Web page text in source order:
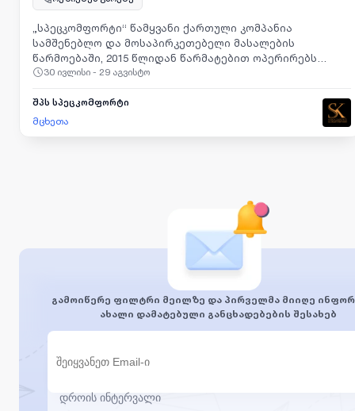
„სპეცკომფორტი“ წამყვანი ქართული კომპანია
სამშენებლო და მოსაპირკეთებელი მასალების
წარმოებაში, 2015 წლიდან წარმატებით ოპერირებს
ბაზარზე და მუდმივად ზრუნავს პროდუქციის ხარისხის,
ამაღლებაზე. სწორედ აქ გეძლევათ შესაძლებლობა,
გახდეთ პროფესიონალი გუნდის წევრი და მიიღოთ
30 ივლისი - 29 აგვისტო
შპს სპეცკომფორტი
მცხეთა
გამოიწერე ფილტრი მეილზე და პირველმა მიიღე
ახალი დამატებული განცხადებების შესახებ